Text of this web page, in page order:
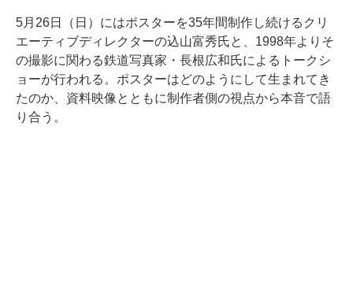
5月26日（日）にはポスターを35年間制作し続けるクリ
エーティブディレクターの込山富秀氏と、1998年よりそ
の撮影に関わる鉄道写真家・長根広和氏によるトークシ
ョーが行われる。ポスターはどのようにして生まれてき
たのか、資料映像とともに制作者側の視点から本音で語
り合う。